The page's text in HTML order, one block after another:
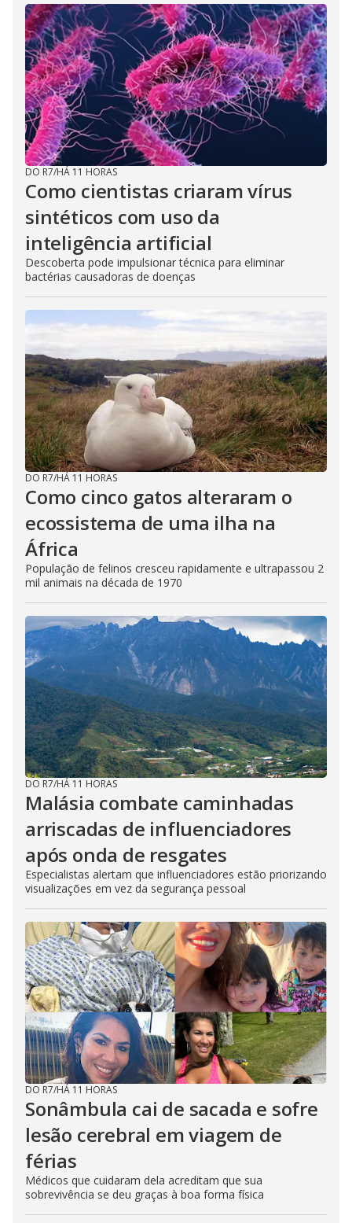
DO R7/HÁ 11 HORAS
Como cientistas criaram vírus
sintéticos com uso da
inteligência artificial
Descoberta pode impulsionar técnica para eliminar
bactérias causadoras de doenças
DO R7/HÁ 11 HORAS
Como cinco gatos alteraram o
ecossistema de uma ilha na
África
População de felinos cresceu rapidamente e ultrapassou 2
mil animais na década de 1970
DO R7/HÁ 11 HORAS
Malásia combate caminhadas
arriscadas de influenciadores
após onda de resgates
Especialistas alertam que influenciadores estão priorizando
visualizações em vez da segurança pessoal
DO R7/HÁ 11 HORAS
Sonâmbula cai de sacada e sofre
lesão cerebral em viagem de
férias
Médicos que cuidaram dela acreditam que sua
sobrevivência se deu graças à boa forma física